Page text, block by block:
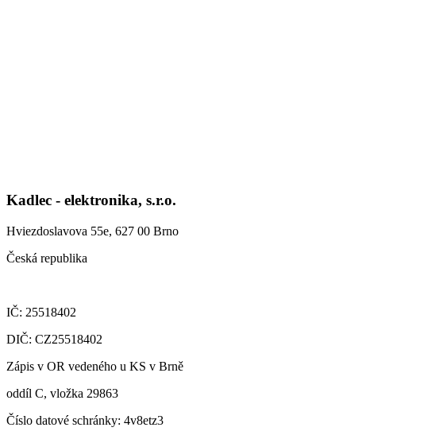
Kadlec - elektronika, s.r.o.
Hviezdoslavova 55e, 627 00 Brno
Česká republika
IČ: 25518402
DIČ: CZ25518402
Zápis v OR vedeného u KS v Brně
oddíl C, vložka 29863
Číslo datové schránky: 4v8etz3